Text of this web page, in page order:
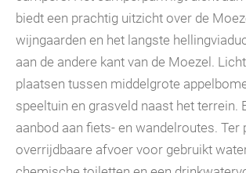
biedt een prachtig uitzicht over de
wijngaarden en het langste
aan de andere kant van de Moezel.
plaatsen tussen middelgrote
speeltuin en grasveld naast het terrein.
aanbod aan fiets- en wandelroutes. Ter
overrijdbaare afvoer voor gebruikt